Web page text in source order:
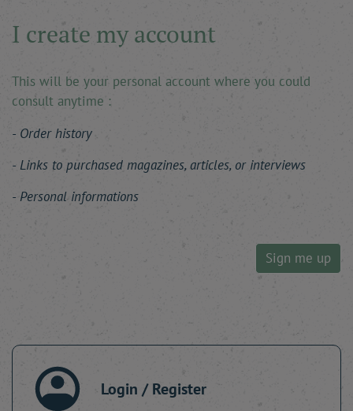
I create my account
This will be your personal account where you could
consult anytime :
Order history
Links to purchased magazines, articles, or interviews
Personal informations
Sign me up
Login / Register